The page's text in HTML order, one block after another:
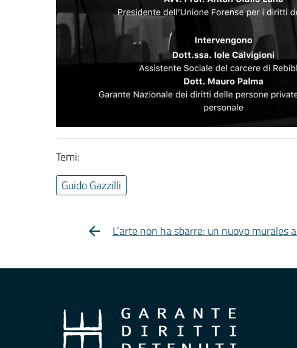
Temi:
Guido Gazzilli
L’arte non ha sbarre: un nuovo murales